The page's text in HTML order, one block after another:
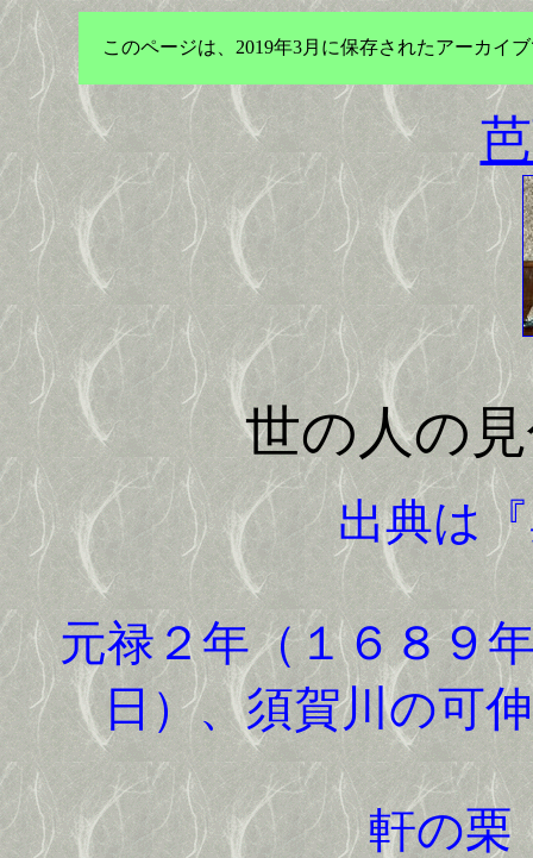
このページは、2019年3月に保存されたアーカイ
世の人の
出典は
元禄２年（１６８９年
日）、須賀川の可
軒の栗